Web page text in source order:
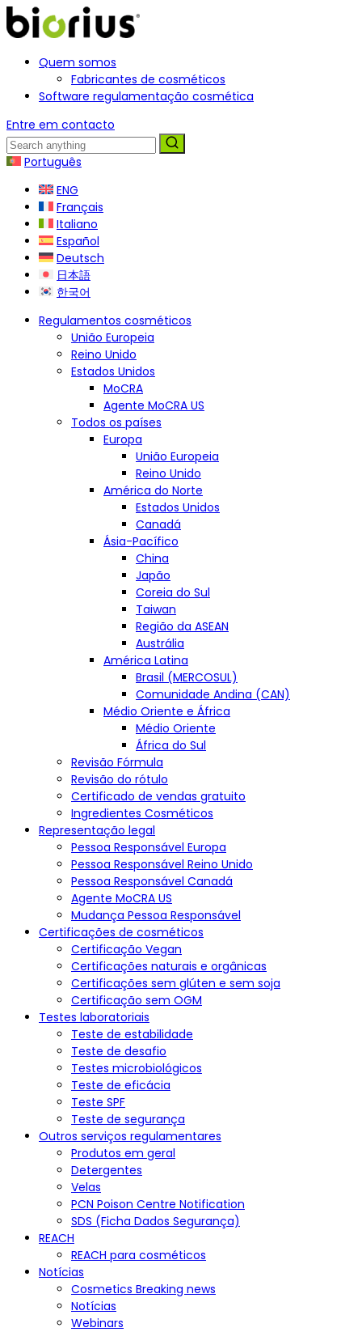
Quem somos
Fabricantes de cosméticos
Software regulamentação cosmética
Entre em contacto
Português
ENG
Français
Italiano
Español
Deutsch
日本語
한국어
Regulamentos cosméticos
União Europeia
Reino Unido
Estados Unidos
MoCRA
Agente MoCRA US
Todos os países
Europa
União Europeia
Reino Unido
América do Norte
Estados Unidos
Canadá
Ásia-Pacífico
China
Japão
Coreia do Sul
Taiwan
Região da ASEAN
Austrália
América Latina
Brasil (MERCOSUL)
Comunidade Andina (CAN)
Médio Oriente e África
Médio Oriente
África do Sul
Revisão Fórmula
Revisão do rótulo
Certificado de vendas gratuito
Ingredientes Cosméticos
Representação legal
Pessoa Responsável Europa
Pessoa Responsável Reino Unido
Pessoa Responsável Canadá
Agente MoCRA US
Mudança Pessoa Responsável
Certificações de cosméticos
Certificação Vegan
Certificações naturais e orgânicas
Certificações sem glúten e sem soja
Certificação sem OGM
Testes laboratoriais
Teste de estabilidade
Teste de desafio
Testes microbiológicos
Teste de eficácia
Teste SPF
Teste de segurança
Outros serviços regulamentares
Produtos em geral
Detergentes
Velas
PCN Poison Centre Notification
SDS (Ficha Dados Segurança)
REACH
REACH para cosméticos
Notícias
Cosmetics Breaking news
Notícias
Webinars